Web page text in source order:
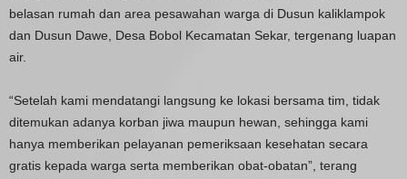
belasan rumah dan area pesawahan warga di Dusun kaliklampok
dan Dusun Dawe, Desa Bobol Kecamatan Sekar, tergenang luapan
air.
“Setelah kami mendatangi langsung ke lokasi bersama tim, tidak
ditemukan adanya korban jiwa maupun hewan, sehingga kami
hanya memberikan pelayanan pemeriksaan kesehatan secara
gratis kepada warga serta memberikan obat-obatan”, terang